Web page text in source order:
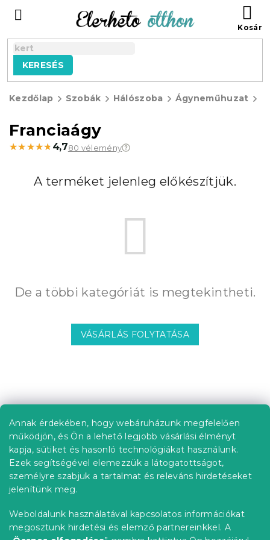
Annak érdekében, hogy webáruházunk megfelelően
működjön, és Ön a lehető legjobb vásárlási élményt
kapja, sütiket és hasonló technológiákat használunk.
Ezek segítségével elemezzük a látogatottságot,
személyre szabjuk a tartalmat és releváns hirdetéseket
jelenítünk meg.
Weboldalunk használatával kapcsolatos információkat
megosztunk hirdetési és elemző partnereinkkel. A
tartalomhoz
KERESÉS
Kezdőlap Szobák Hálószoba Ágyneműhuzat
Franciaágy
★★★★★
★★★★★ 4,780 vélemény
A terméket jelenleg előkészítjük.
De a többi kategóriát is megtekintheti.
VÁSÁRLÁS FOLYTATÁSA
á
Információ az Ön számára
Rendelés követése
Szállítási lehetőségek
Fizetési lehetőségek
Reklamáció és áruvisszaküldés
Elérhetőség
Általános szerződési feltételek